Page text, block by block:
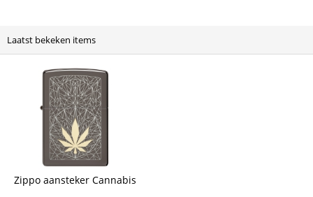
Laatst bekeken items
Zippo aansteker Cannabis